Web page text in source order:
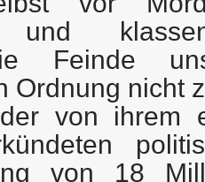
und
Feinde
Ordnung nicht
von ihrem
von 18